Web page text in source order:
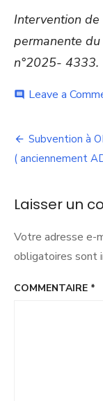
Intervention de
permanente
n°2025- 4333.
comment Leave a
de
Subvention à
( anciennement
Laisser un
Votre adresse e-
obligatoires sont
COMMENTAIRE *